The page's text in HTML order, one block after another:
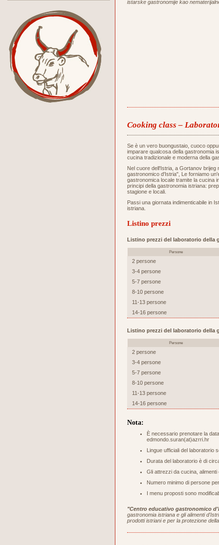
istarske gastronomije kao
Cooking class –
Se è un vero buongustaio, cuoco
imparare qualcosa della gastronomia
cucina tradizionale e moderna della
Nel cuore dell'Istria, a Gortanov
gastronomico d'Istria", Le forniamo
gastronomica locale tramite la cucina
principi della gastronomia istriana:
stagione e locali.
Passi una giornata indimenticabile in
istriana.
Listino prezzi
Listino prezzi del laboratorio della
Persone
2 persone
3-4 persone
5-7 persone
8-10 persone
11-13 persone
14-16 persone
Listino prezzi del laboratorio della
Persone
2 persone
3-4 persone
5-7 persone
8-10 persone
11-13 persone
14-16 persone
Nota:
È necessario prenotare la
edmondo.suran(at)azrri.hr
Lingue ufficiali del laboratorio
Durata del laboratorio è di
Gli attrezzi da cucina,
Numero minimo di persone
I menu proposti sono
"Centro educativo gastronomico
gastronomia istriana e gli alimenti
prodotti istriani e per la protezione